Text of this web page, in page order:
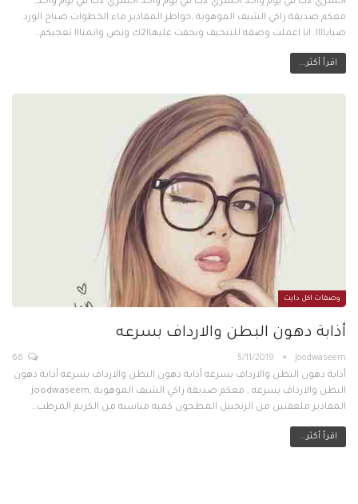
معكم صديقة زاكي الشيف الموهوبة ,خواطر المقادير ماء الخطوات صباح الورد
صباياااا. انا اعملت وصفه للتنحيف ونحفت عليهاا2ك ونص واتمنااا تعجبكم…
اقرأ أكثر...
وصفات اكل دايت
أذابة دهون البطن والارداف بسرعه
Joodwaseem
5/11/2019
أذابة دهون البطن والارداف بسرعه أذابة دهون البطن والارداف بسرعه أذابة دهون
البطن والارداف بسرعه , معكم صديقة زاكي الشيف الموهوبة ,joodwaseem
المقادير ملعقتين من الزنجبيل المطحون كميه مناسبه من الكريم المرطب…
اقرأ أكثر...